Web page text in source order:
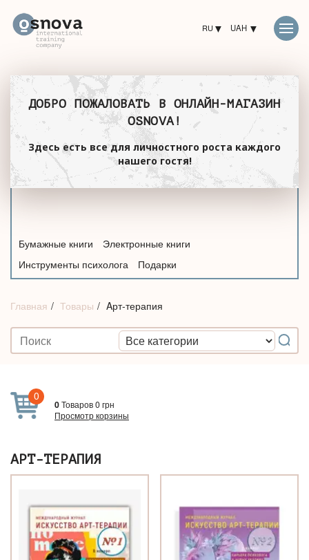
RU UAH
ДОБРО ПОЖАЛОВАТЬ В ОНЛАЙН-МАГАЗИН
OSNOVA!
Здесь есть все для личностного роста каждого
нашего гостя!
Бумажные книги
Электронные книги
Инструменты психолога
Подарки
Главная Товары Aрт-терапия
0
0Товаров0грн
Просмотр корзины
AРТ-ТЕРАПИЯ